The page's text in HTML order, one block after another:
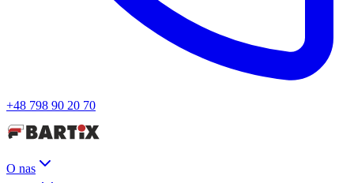
+48 798 90 20 70
O nas